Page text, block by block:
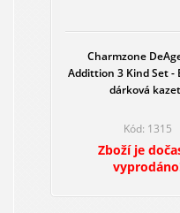
Charmzone
Addittion 3 Kind Set -
dárková
Kód: 1315
Zboží je